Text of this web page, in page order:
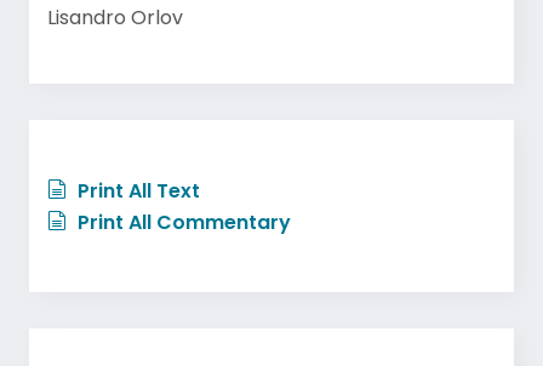
Lisandro Orlov
Print All Text
Print All Commentary